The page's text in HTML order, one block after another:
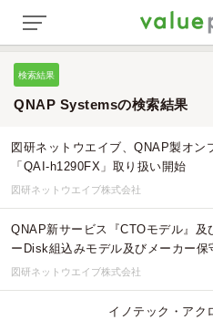
検索結果
QNAP Systemsの検索結果
図研ネットウエイブ、QNAP製オ
「QAI-h1290FX」取り扱い開始
図研ネットウエイブ株式会社
QNAP新サービス『CTOモデル』
ーDisk組込みモデル及びメーカー保
図研ネットウエイブ株式会社
イノテック・アク